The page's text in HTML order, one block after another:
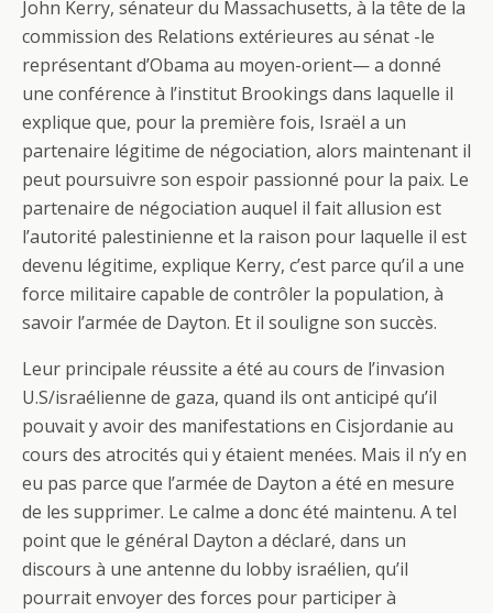
John Kerry, sénateur du Massachusetts, à la tête de la
commission des Relations extérieures au sénat -le
représentant d’Obama au moyen-orient— a donné
une conférence à l’institut Brookings dans laquelle il
explique que, pour la première fois, Israël a un
partenaire légitime de négociation, alors maintenant il
peut poursuivre son espoir passionné pour la paix. Le
partenaire de négociation auquel il fait allusion est
l’autorité palestinienne et la raison pour laquelle il est
devenu légitime, explique Kerry, c’est parce qu’il a une
force militaire capable de contrôler la population, à
savoir l’armée de Dayton. Et il souligne son succès.
Leur principale réussite a été au cours de l’invasion
U.S/israélienne de gaza, quand ils ont anticipé qu’il
pouvait y avoir des manifestations en Cisjordanie au
cours des atrocités qui y étaient menées. Mais il n’y en
eu pas parce que l’armée de Dayton a été en mesure
de les supprimer. Le calme a donc été maintenu. A tel
point que le général Dayton a déclaré, dans un
discours à une antenne du lobby israélien, qu’il
pourrait envoyer des forces pour participer à